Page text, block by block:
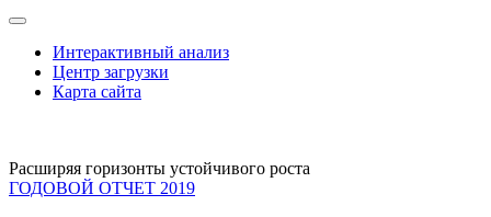
Интерактивный анализ
Центр загрузки
Карта сайта
Расширяя горизонты устойчивого роста
ГОДОВОЙ ОТЧЕТ 2019